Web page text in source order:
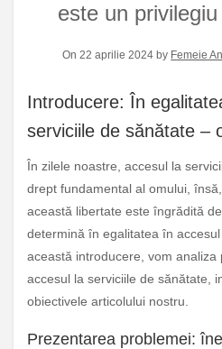
este un
On 22 aprilie 2024 by Femeie
Introducere: În
serviciile de sănătate –
În zilele noastre, accesul la
drept fundamental al omului,
această libertate este îngrădită
determină în egalitatea în
această introducere, vom
accesul la serviciile de sănătate,
obiectivele articolului nostru.
Prezentarea problemei: